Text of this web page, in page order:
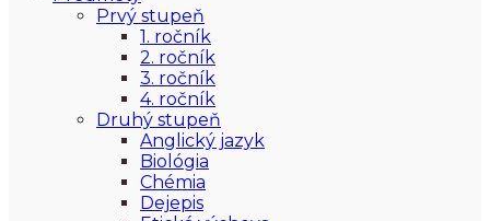
Prvý stupeň
1. ročník
2. ročník
3. ročník
4. ročník
Druhý stupeň
Anglický jazyk
Biológia
Chémia
Dejepis